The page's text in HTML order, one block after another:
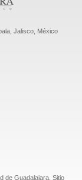
Jalisco, México
de Guadalajara. Sitio